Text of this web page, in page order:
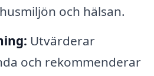
och hälsan.
Utvärderar
och rekommenderar